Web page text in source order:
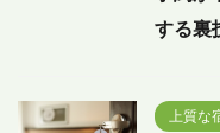
する裏
上質な